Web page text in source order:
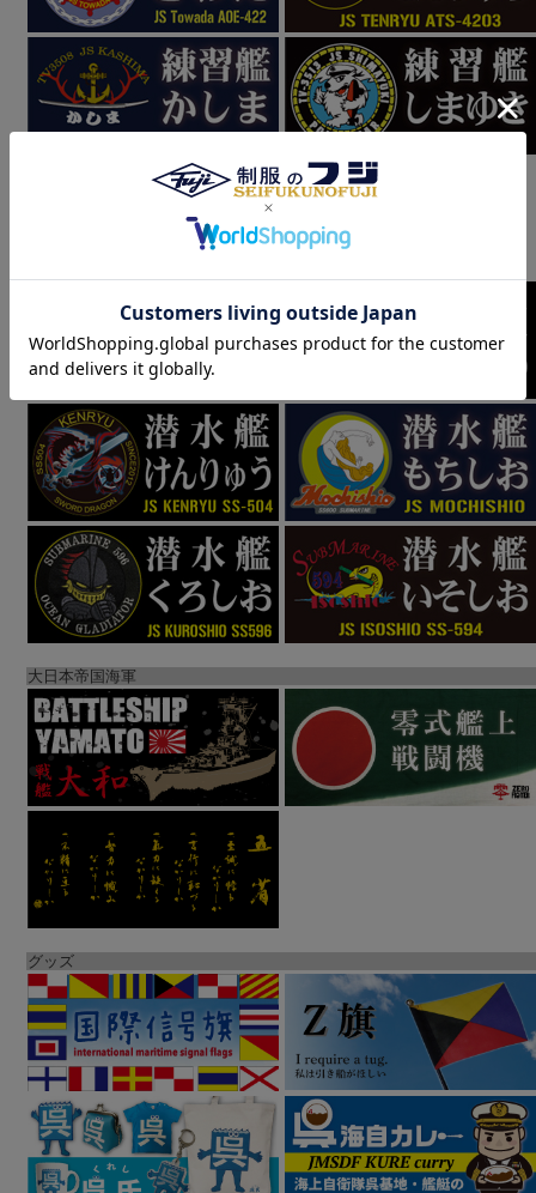
大日本帝国海軍
グッズ